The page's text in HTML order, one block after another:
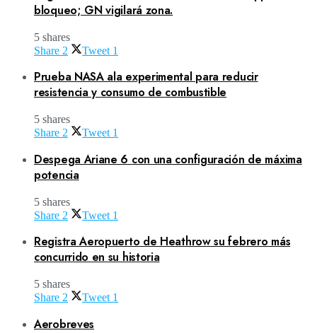
bloqueo; GN vigilará zona.
5 shares
Share 2 Tweet 1
Prueba NASA ala experimental para reducir
resistencia y consumo de combustible
5 shares
Share 2 Tweet 1
Despega Ariane 6 con una configuración de máxima
potencia
5 shares
Share 2 Tweet 1
Registra Aeropuerto de Heathrow su febrero más
concurrido en su historia
5 shares
Share 2 Tweet 1
Aerobreves